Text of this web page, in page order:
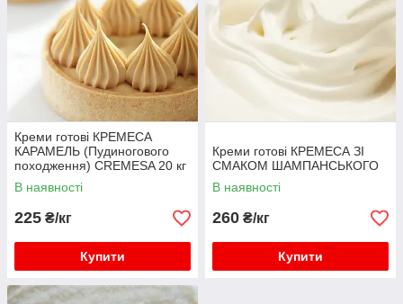
Креми готові КРЕМЕСА
КАРАМЕЛЬ (Пудиногового
походження) CREMESA 20 кг
В наявності
225 ₴/кг
Купити
Креми готові КРЕМЕСА ЗІ
СМАКОМ ШАМПАНСЬКОГО
В наявності
260 ₴/кг
Купити